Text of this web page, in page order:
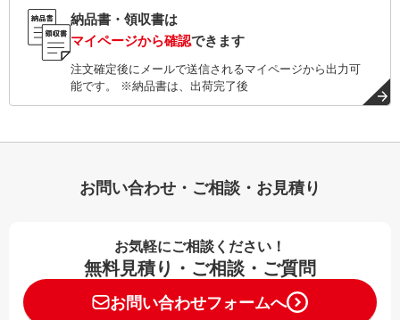
納品書・領収書は
マイページから確認できます
注文確定後にメールで送信されるマイページから出力可
能です。 ※納品書は、出荷完了後
お問い合わせ・ご相談・お見積り
お気軽にご相談ください！
無料見積り・ご相談・ご質問
お問い合わせフォームへ